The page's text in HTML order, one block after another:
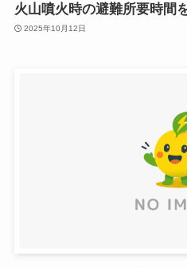
火山噴火時の避難所要時間
2025年10月12日